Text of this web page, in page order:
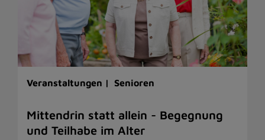
Veranstaltungen | Senioren
Mittendrin statt allein - Begegnung
und Teilhabe im Alter